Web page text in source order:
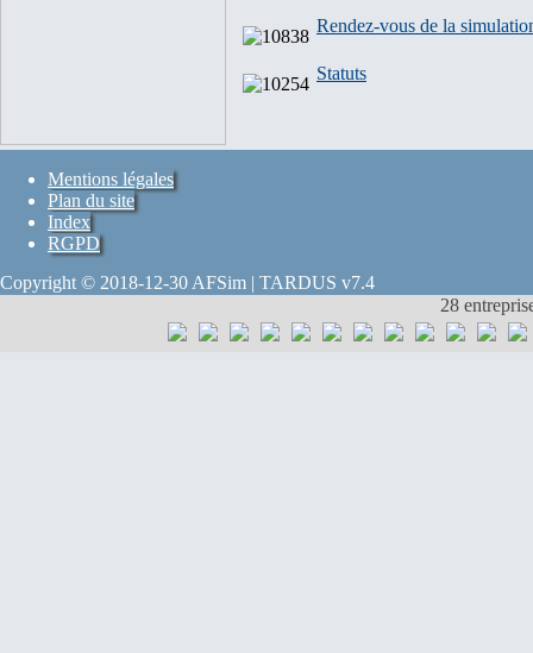
Rendez-vous de la
Statuts
Mentions légales
Plan du site
Index
RGPD
Copyright © 2018-12-30 AFSim | TARDUS v7.4
28